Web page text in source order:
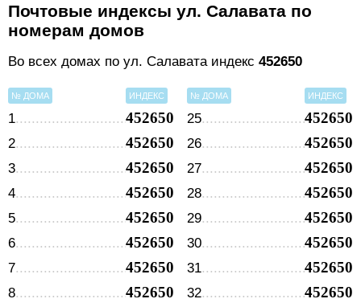
Почтовые индексы ул. Салавата по
номерам домов
Во всех домах по ул. Салавата индекс 452650
№ ДОМА ИНДЕКС
1 452650
2 452650
3 452650
4 452650
5 452650
6 452650
7 452650
8 452650
№ ДОМА ИНДЕКС
25 452650
26 452650
27 452650
28 452650
29 452650
30 452650
31 452650
32 452650